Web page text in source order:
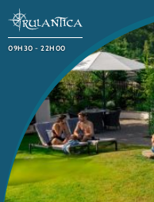
09H30 - 22H00